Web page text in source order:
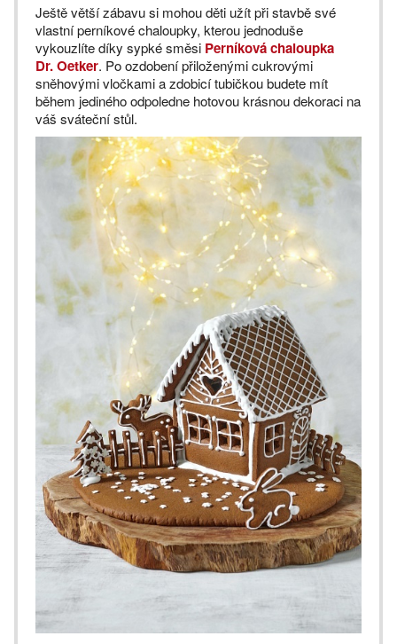
Ještě větší zábavu si mohou děti užít při stavbě své
vlastní perníkové chaloupky, kterou jednoduše
vykouzlíte díky sypké směsi Perníková chaloupka
Dr. Oetker. Po ozdobení přiloženými cukrovými
sněhovými vločkami a zdobicí tubičkou budete mít
během jediného odpoledne hotovou krásnou dekoraci na
váš sváteční stůl.